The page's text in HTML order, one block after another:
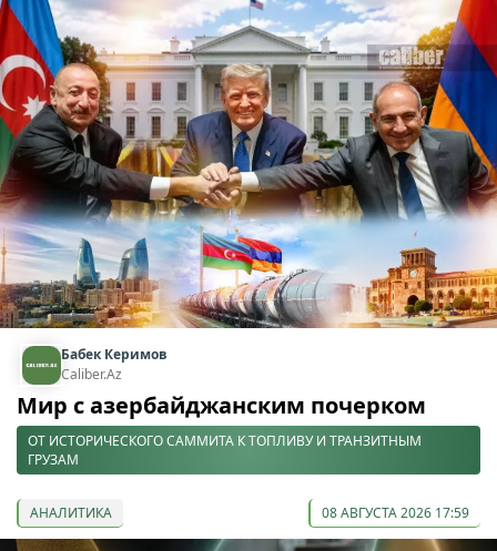
Бабек Керимов
Caliber.Az
Мир с азербайджанским почерком
ОТ ИСТОРИЧЕСКОГО САММИТА К ТОПЛИВУ И ТРАНЗИТНЫМ
ГРУЗАМ
АНАЛИТИКА 08 АВГУСТА 2026 17:59